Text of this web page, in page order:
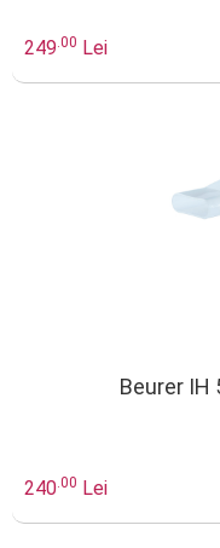
249.00 Lei
Beurer IH
240.00 Lei